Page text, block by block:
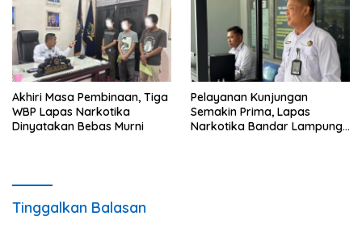
Akhiri Masa Pembinaan, Tiga
WBP Lapas Narkotika
Dinyatakan Bebas Murni
Pelayanan Kunjungan
Semakin Prima, Lapas
Narkotika Bandar Lampung
Tinggalkan Balasan